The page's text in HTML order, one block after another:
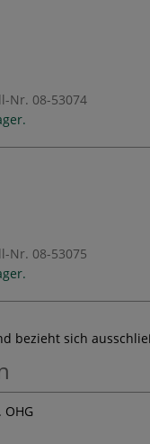
Nr. 08-53074
Nr. 08-53075
bezieht sich